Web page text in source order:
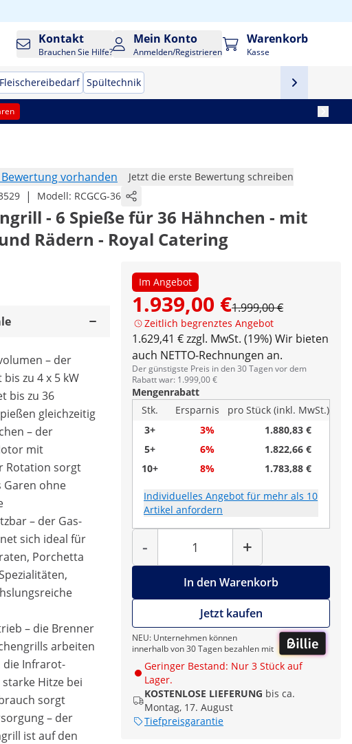
Kontakt
Brauchen Sie Hilfe?
Mein Konto
Anmelden/Registrieren
Warenkorb
Kasse
Fleischereibedarf Spültechnik
Bewertung vorhanden
Jetzt die erste Bewertung schreiben
| Modell: RCGCG-36
- 6 Spieße für 36 Hähnchen - mit
Rädern - Royal Catering
Im Angebot
1.939,00 €1.999,00 €
Zeitlich begrenztes Angebot
1.629,41 € zzgl. MwSt. (19%) Wir bieten
auch NETTO-Rechnungen an.
Der günstigste Preis in den 30 Tagen vor dem
Rabatt war: 1.999,00 €
Mengenrabatt
Stk.
Ersparnis
pro Stück (inkl. MwSt.)
3+
3%
1.880,83 €
5+
6%
1.822,66 €
10+
8% 1.783,88 €
Individuelles Angebot für mehr als 10
Artikel anfordern
-
Menge
+
In den Warenkorb
Jetzt kaufen
NEU: Unternehmen können
innerhalb von 30 Tagen bezahlen mit
Geringer Bestand: Nur 3 Stück auf
Lager.
KOSTENLOSE LIEFERUNG bis ca.
Montag, 17. August
Tiefpreisgarantie
– der
zu 4 x 5 kW
bis zu 36
gleichzeitig
– der
mit
Rotation sorgt
Garen ohne
– der Gas-
sich ideal für
Porchetta
– die Brenner
arbeiten
die Infrarot-
Hitze bei
sorgt
– der
ist auf den